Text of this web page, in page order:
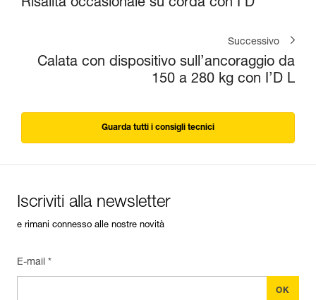
Risalita occasionale su corda con I'D
Successivo
Calata con dispositivo sull’ancoraggio da
150 a 280 kg con I’D L
Guarda tutti i consigli tecnici
Iscriviti alla newsletter
e rimani connesso alle nostre novità
E-mail *